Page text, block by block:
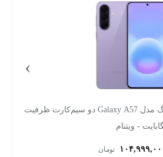
گوشی موبایل سامسونگ مدل Galaxy A57 دو سیم‌کارت ظرفیت
تومان
›